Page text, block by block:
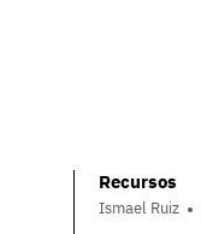
Recursos
Ismael Ruiz